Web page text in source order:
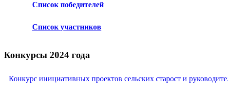
Список победителей
Список участников
Конкурсы 2024 года
Конкурс инициативных проектов сельских старост и